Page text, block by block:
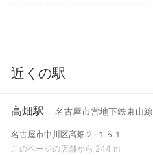
近くの駅
高畑駅 名古屋市営地下鉄東山線
名古屋市中川区高畑２-１５１
このページの店舗から 244 m